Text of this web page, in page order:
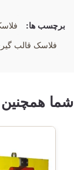
ریخته گری
اندازه:
سفارشی
نقره
برچسب ها:
فلاسک قالب
شما